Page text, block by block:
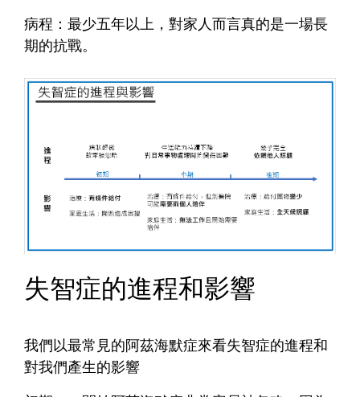
病程： 最少五年以上，對家人而言真的是一場長
期的抗戰。
失智症的進程和影響
我們以最常見的阿茲海默症來看失智症的進程和
對我們產生的影響